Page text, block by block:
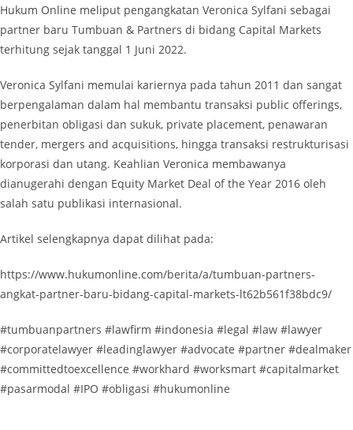
Hukum Online meliput pengangkatan Veronica Sylfani sebagai
partner baru Tumbuan & Partners di bidang Capital Markets
terhitung sejak tanggal 1 Juni 2022.
Veronica Sylfani memulai kariernya pada tahun 2011 dan sangat
berpengalaman dalam hal membantu transaksi public offerings,
penerbitan obligasi dan sukuk, private placement, penawaran
tender, mergers and acquisitions, hingga transaksi restrukturisasi
korporasi dan utang. Keahlian Veronica membawanya
dianugerahi dengan Equity Market Deal of the Year 2016 oleh
salah satu publikasi internasional.
Artikel selengkapnya dapat dilihat pada:
https://www.hukumonline.com/berita/a/tumbuan-partners-
angkat-partner-baru-bidang-capital-markets-lt62b561f38bdc9/
#tumbuanpartners #lawfirm #indonesia #legal #law #lawyer
#corporatelawyer #leadinglawyer #advocate #partner #dealmaker
#committedtoexcellence #workhard #worksmart #capitalmarket
#pasarmodal #IPO #obligasi #hukumonline